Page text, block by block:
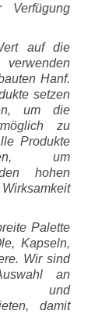
Verfügung
auf die
Hanf.
setzen
um die
zu
Produkte
um
hohen
Palette
Kapseln,
Wir sind
an
und
damit